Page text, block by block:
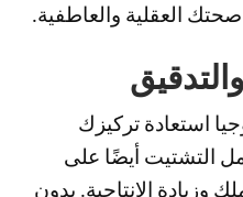
صحتك العقلية والعاطفية.
استعادة تركيزك
التشتيت أيضًا على
وزيادة الإنتاجية. بدون